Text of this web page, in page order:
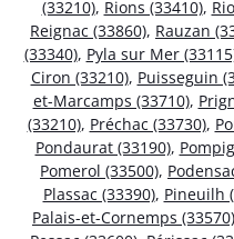
(33210), Rions (33410),
Reignac (33860), Rauzan
(33340), Pyla sur Mer
Ciron (33210), Puisseguin
et-Marcamps (33710),
(33210), Préchac (33730),
Pondaurat (33190),
Pomerol (33500),
Plassac (33390), Pineuilh
Palais-et-Cornemps (33570)